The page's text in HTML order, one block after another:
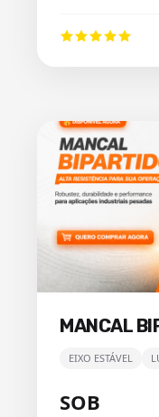
MANCAL
EIXO ESTÁVEL
SOB